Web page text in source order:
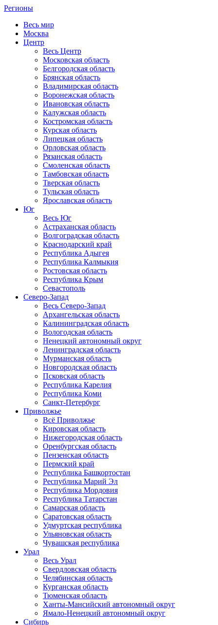
Регионы
Весь мир
Москва
Центр
Весь Центр
Московская область
Белгородская область
Брянская область
Владимирская область
Воронежская область
Ивановская область
Калужская область
Костромская область
Курская область
Липецкая область
Орловская область
Рязанская область
Смоленская область
Тамбовская область
Тверская область
Тульская область
Ярославская область
Юг
Весь Юг
Астраханская область
Волгоградская область
Краснодарский край
Республика Адыгея
Республика Калмыкия
Ростовская область
Республика Крым
Севастополь
Северо-Запад
Весь Северо-Запад
Архангельская область
Калининградская область
Вологодская область
Ненецкий автономный округ
Ленинградская область
Мурманская область
Новгородская область
Псковская область
Республика Карелия
Республика Коми
Санкт-Петербург
Приволжье
Всё Приволжье
Кировская область
Нижегородская область
Оренбургская область
Пензенская область
Пермский край
Республика Башкортостан
Республика Марий Эл
Республика Мордовия
Республика Татарстан
Самарская область
Саратовская область
Удмуртская республика
Ульяновская область
Чувашская республика
Урал
Весь Урал
Свердловская область
Челябинская область
Курганская область
Тюменская область
Ханты-Мансийский автономный округ
Ямало-Ненецкий автономный округ
Сибирь